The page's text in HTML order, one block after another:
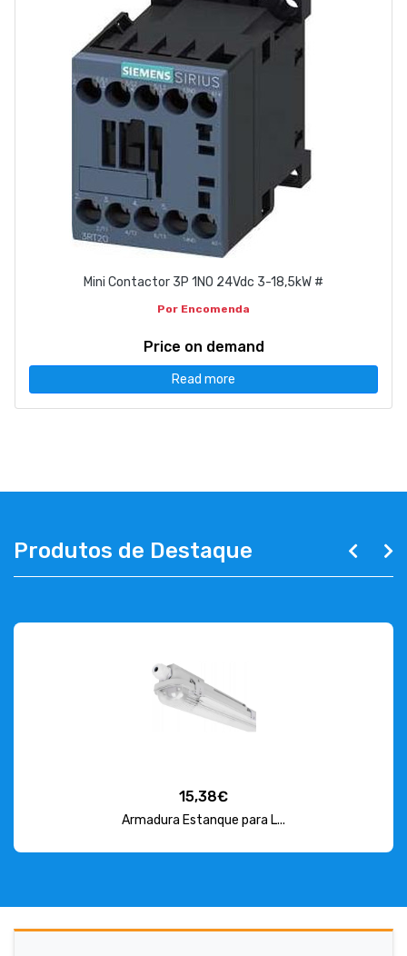
Mini Contactor 3P 1NO 24Vdc 3-18,5kW #
Por Encomenda
Price on demand
Read more
Produtos de Destaque
15,38€
Armadura Estanque para L...